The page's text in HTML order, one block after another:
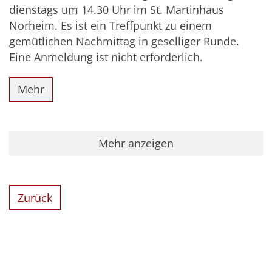
dienstags um 14.30 Uhr im St. Martinhaus
Norheim. Es ist ein Treffpunkt zu einem
gemütlichen Nachmittag in geselliger Runde.
Eine Anmeldung ist nicht erforderlich.
Mehr
Mehr anzeigen
Zurück